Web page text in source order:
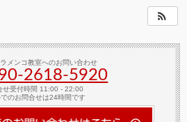
メンコ教室へのお問い合わせ
2618‐5920
せ受付時間 11:00 - 22:00
でのお問合せは24時間です